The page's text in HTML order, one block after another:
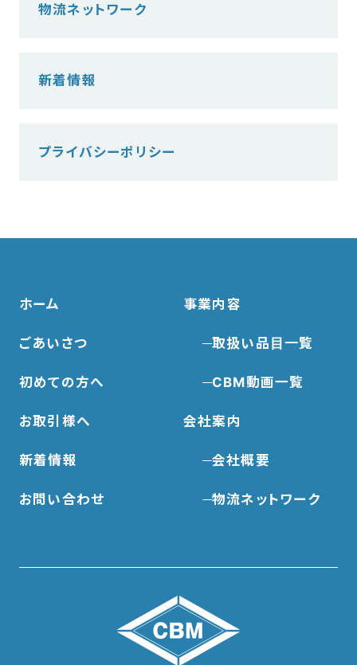
物流ネットワーク
新着情報
プライバシーポリシー
ホーム 事業内容
取扱い品目一覧
CBM動画一覧
ごあいさつ
会社案内
会社概要
物流ネットワーク
初めての方へ
お取引様へ
新着情報
お問い合わせ